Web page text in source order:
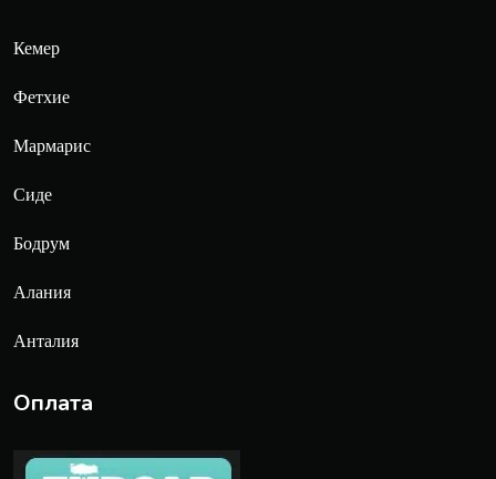
Кемер
Фетхие
Мармарис
Сиде
Бодрум
Алания
Анталия
Оплата